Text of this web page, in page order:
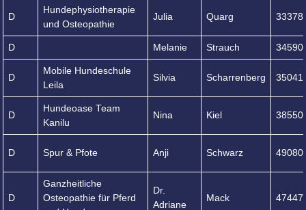
D
Hundephysiotherapie
und Osteopathie
Julia Quarg 33378
D Melanie Strauch 34590
D
Mobile Hundeschule
Leila
Silvia Scharrenberg 35041
D
Hundeoase Team
Kanilu
Nina Kiel 38550
D Spur & Pfote Anji Schwarz 49080
D
Ganzheitliche
Osteopathie für Pferd
Dr.
Adriane
Mack 47447